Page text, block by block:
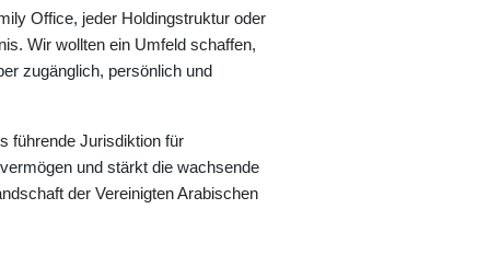
Office, jeder Holdingstruktur oder
Wir wollten ein Umfeld schaffen,
zugänglich, persönlich und
führende Jurisdiktion für
und stärkt die wachsende
der Vereinigten Arabischen